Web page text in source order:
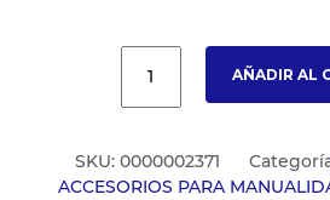
AÑADIR AL
SKU: 0000002371
ACCESORIOS PARA